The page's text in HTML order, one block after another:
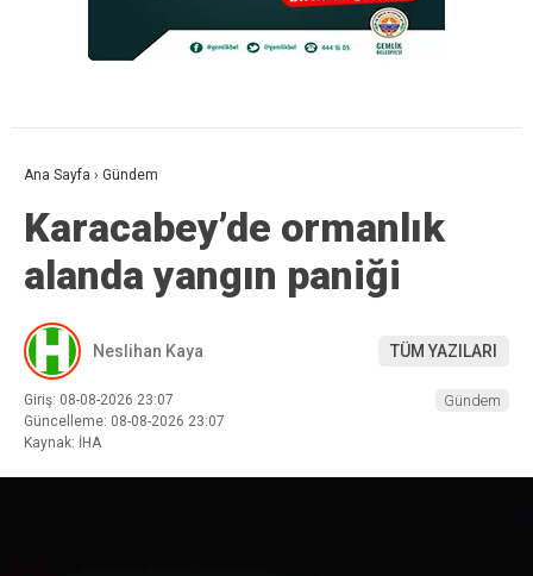
Ana Sayfa › Gündem
Karacabey’de ormanlık
alanda yangın paniği
Neslihan Kaya TÜM YAZILARI
Giriş: 08-08-2026 23:07
Güncelleme: 08-08-2026 23:07
Kaynak: İHA
Gündem